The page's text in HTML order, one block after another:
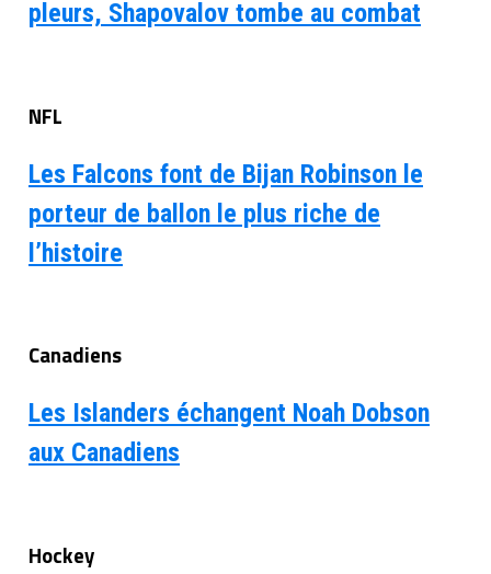
pleurs, Shapovalov tombe au combat
NFL
Les Falcons font de Bijan Robinson le
porteur de ballon le plus riche de
l’histoire
Canadiens
Les Islanders échangent Noah Dobson
aux Canadiens
Hockey